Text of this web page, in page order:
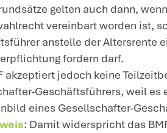
Jahr 2023 eine
Geschäftsführergehalt
Pensionsbezügen die
nicht überschreitet.
Wesentlicher Inhalt